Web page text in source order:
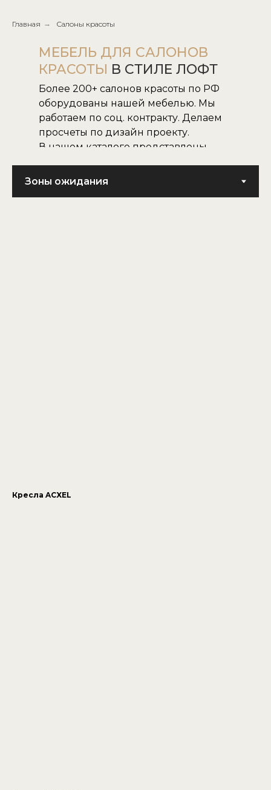
Главная → Салоны красоты
МЕБЕЛЬ ДЛЯ САЛОНОВ
КРАСОТЫ В СТИЛЕ ЛОФТ
Более 200+ салонов красоты по РФ
оборудованы нашей мебелью. Мы
работаем по соц. контракту. Делаем
просчеты по дизайн проекту.
В нашем каталоге представлены
Кресла ACXEL